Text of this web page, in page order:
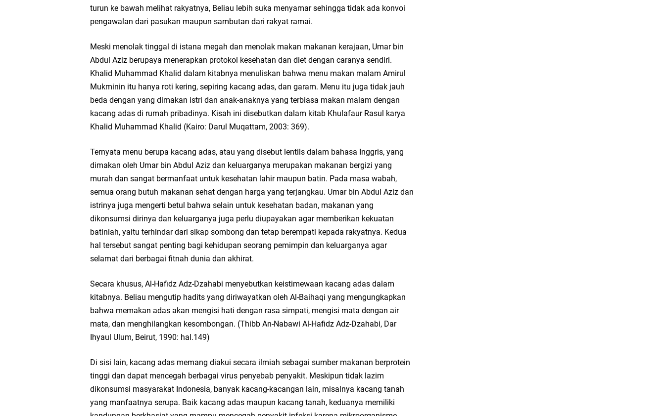
turun ke bawah melihat rakyatnya, Beliau lebih suka menyamar sehingga tidak ada konvoi
pengawalan dari pasukan maupun sambutan dari rakyat ramai.
Meski menolak tinggal di istana megah dan menolak makan makanan kerajaan, Umar bin
Abdul Aziz berupaya menerapkan protokol kesehatan dan diet dengan caranya sendiri.
Khalid Muhammad Khalid dalam kitabnya menuliskan bahwa menu makan malam Amirul
Mukminin itu hanya roti kering, sepiring kacang adas, dan garam. Menu itu juga tidak jauh
beda dengan yang dimakan istri dan anak-anaknya yang terbiasa makan malam dengan
kacang adas di rumah pribadinya. Kisah ini disebutkan dalam kitab Khulafaur Rasul karya
Khalid Muhammad Khalid (Kairo: Darul Muqattam, 2003: 369).
Ternyata menu berupa kacang adas, atau yang disebut lentils dalam bahasa Inggris, yang
dimakan oleh Umar bin Abdul Aziz dan keluarganya merupakan makanan bergizi yang
murah dan sangat bermanfaat untuk kesehatan lahir maupun batin. Pada masa wabah,
semua orang butuh makanan sehat dengan harga yang terjangkau. Umar bin Abdul Aziz dan
istrinya juga mengerti betul bahwa selain untuk kesehatan badan, makanan yang
dikonsumsi dirinya dan keluarganya juga perlu diupayakan agar memberikan kekuatan
batiniah, yaitu terhindar dari sikap sombong dan tetap berempati kepada rakyatnya. Kedua
hal tersebut sangat penting bagi kehidupan seorang pemimpin dan keluarganya agar
selamat dari berbagai fitnah dunia dan akhirat.
Secara khusus, Al-Hafidz Adz-Dzahabi menyebutkan keistimewaan kacang adas dalam
kitabnya. Beliau mengutip hadits yang diriwayatkan oleh Al-Baihaqi yang mengungkapkan
bahwa memakan adas akan mengisi hati dengan rasa simpati, mengisi mata dengan air
mata, dan menghilangkan kesombongan. (Thibb An-Nabawi Al-Hafidz Adz-Dzahabi, Dar
Ihyaul Ulum, Beirut, 1990: hal.149)
Di sisi lain, kacang adas memang diakui secara ilmiah sebagai sumber makanan berprotein
tinggi dan dapat mencegah berbagai virus penyebab penyakit. Meskipun tidak lazim
dikonsumsi masyarakat Indonesia, banyak kacang-kacangan lain, misalnya kacang tanah
yang manfaatnya serupa. Baik kacang adas maupun kacang tanah, keduanya memiliki